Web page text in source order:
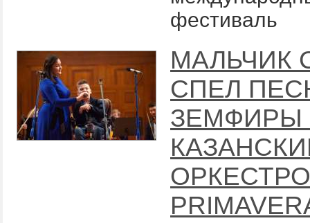
фестиваль
МАЛЬЧИК
СПЕЛ
ЗЕМФИРЫ